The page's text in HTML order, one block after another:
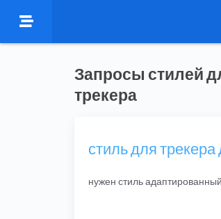
Запросы стилей
трекера
стиль для трекера
нужен стиль